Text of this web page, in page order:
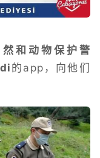
然和动物保护警
的app，向他们